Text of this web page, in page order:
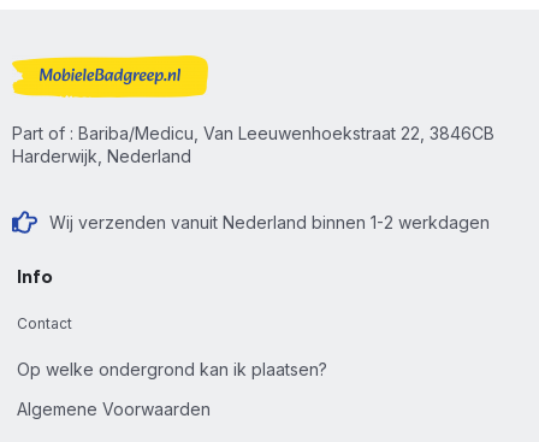
Part of : Bariba/Medicu, Van Leeuwenhoekstraat 22, 3846CB
Harderwijk, Nederland
Wij verzenden vanuit Nederland binnen 1-2 werkdagen
Info
Contact
Op welke ondergrond kan ik plaatsen?
Algemene Voorwaarden